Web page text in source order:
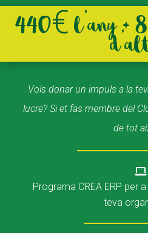
440€ l’any +
Vols donar un impuls a la
lucre? Si et fas membre del
de tot
Programa CREA ERP per
teva
CONEIX FUNDESPLAI
L'equip
CONEIX FUNDESPLAI
L'equip